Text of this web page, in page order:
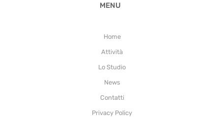
MENU
Home
Attività
Lo Studio
News
Contatti
Privacy Policy